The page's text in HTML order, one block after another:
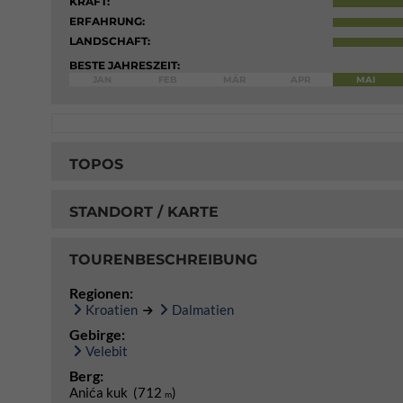
ERFAHRUNG:
LANDSCHAFT:
BESTE JAHRESZEIT:
MAI
TOPOS
STANDORT / KARTE
TOURENBESCHREIBUNG
Regionen:
Kroatien Dalmatien
Gebirge:
Velebit
Berg:
Anića kuk (712 m)